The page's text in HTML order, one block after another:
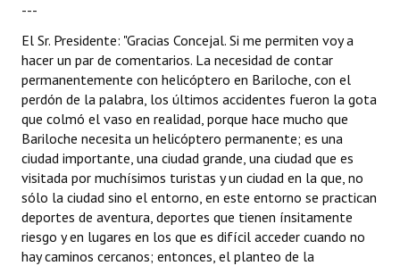
---
El Sr. Presidente: "Gracias Concejal. Si me permiten voy a
hacer un par de comentarios. La necesidad de contar
permanentemente con helicóptero en Bariloche, con el
perdón de la palabra, los últimos accidentes fueron la gota
que colmó el vaso en realidad, porque hace mucho que
Bariloche necesita un helicóptero permanente; es una
ciudad importante, una ciudad grande, una ciudad que es
visitada por muchísimos turistas y un ciudad en la que, no
sólo la ciudad sino el entorno, en este entorno se practican
deportes de aventura, deportes que tienen ínsitamente
riesgo y en lugares en los que es difícil acceder cuando no
hay caminos cercanos; entonces, el planteo de la